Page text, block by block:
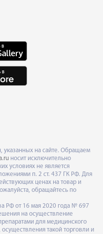
указанных на сайте. Обращаем
носит исключительно
условиях не является
п. 2 ст. 437 ГК РФ. Для
ценах на товар и
обращайтесь по
РФ от 16 мая 2020 года № 697
на осуществление
для медицинского
такой торговли и